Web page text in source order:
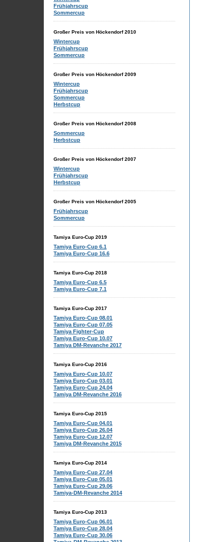
Frühjahrscup
Sommercup
Großer Preis von Höckendorf 2010
Wintercup
Frühjahrscup
Sommercup
Großer Preis von Höckendorf 2009
Wintercup
Frühjahrscup
Sommercup
Herbstcup
Großer Preis von Höckendorf 2008
Sommercup
Herbstcup
Großer Preis von Höckendorf 2007
Wintercup
Frühjahrscup
Herbstcup
Großer Preis von Höckendorf 2005
Frühjahrscup
Sommercup
Tamiya Euro-Cup 2019
Tamiya Euro-Cup 6.1
Tamiya Euro-Cup 16.6
Tamiya Euro-Cup 2018
Tamiya Euro-Cup 6.5
Tamiya Euro-Cup 7.1
Tamiya Euro-Cup 2017
Tamiya Euro-Cup 08.01
Tamiya Euro-Cup 07.05
Tamiya Fighter-Cup
Tamiya Euro-Cup 10.07
Tamiya DM-Revanche 2017
Tamiya Euro-Cup 2016
Tamiya Euro-Cup 10.07
Tamiya Euro-Cup 03.01
Tamiya Euro-Cup 24.04
Tamiya DM-Revanche 2016
Tamiya Euro-Cup 2015
Tamiya Euro-Cup 04.01
Tamiya Euro-Cup 26.04
Tamiya Euro-Cup 12.07
Tamiya DM-Revanche 2015
Tamiya Euro-Cup 2014
Tamiya Euro-Cup 27.04
Tamiya Euro-Cup 05.01
Tamiya Euro-Cup 29.06
Tamiya-DM-Revanche 2014
Tamiya Euro-Cup 2013
Tamiya Euro-Cup 06.01
Tamiya Euro-Cup 28.04
Tamiya Euro-Cup 30.06